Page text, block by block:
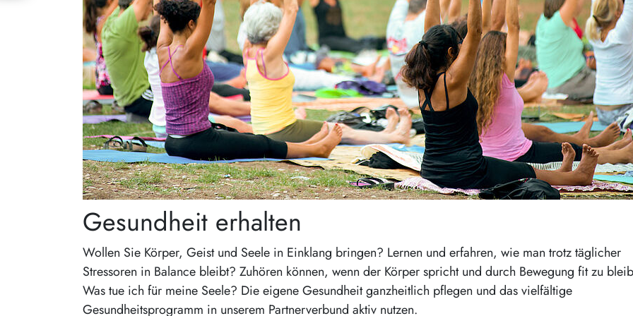
Gesundheit erhalten
Wollen Sie Körper, Geist und Seele in Einklang bringen? Lernen und erfahren, wie man trotz täglicher
Stressoren in Balance bleibt? Zuhören können, wenn der Körper spricht und durch Bewegung fit zu
Was tue ich für meine Seele? Die eigene Gesundheit ganzheitlich pflegen und das vielfältige
Gesundheitsprogramm in unserem Partnerverbund aktiv nutzen.